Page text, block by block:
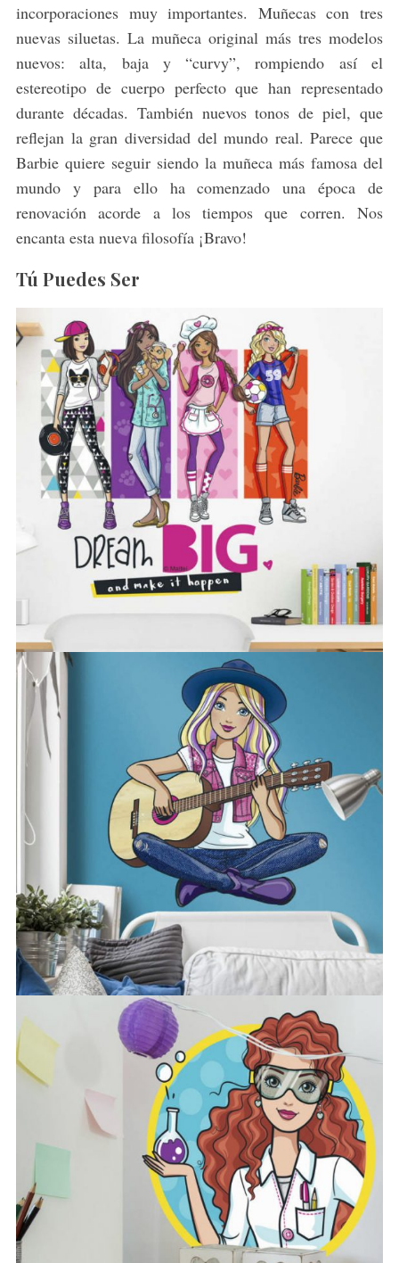
incorporaciones muy importantes. Muñecas con tres
nuevas siluetas. La muñeca original más tres modelos
nuevos: alta, baja y “curvy”, rompiendo así el
estereotipo de cuerpo perfecto que han representado
durante décadas. También nuevos tonos de piel, que
reflejan la gran diversidad del mundo real. Parece que
Barbie quiere seguir siendo la muñeca más famosa del
mundo y para ello ha comenzado una época de
renovación acorde a los tiempos que corren. Nos
encanta esta nueva filosofía ¡Bravo!
Tú Puedes Ser
S
a
c
h
f
o
r
: